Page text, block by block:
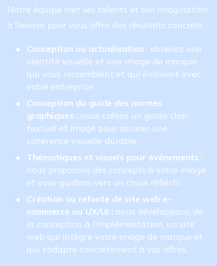
Notre équipe met ses talents et son imagination
à l’œuvre pour vous offrir des résultats concrets :
Conception ou actualisation : obtenez une
identité visuelle et une image de marque
qui vous ressemblent et qui évoluent avec
votre entreprise.
Conception du guide des normes
graphiques : nous créons un guide clair,
textuel et imagé pour assurer une
cohérence visuelle durable.
nous proposons des concepts à votre image
et vous guidons vers un choix réfléchi.
Création ou refonte de site web e-
commerce ou UX/UI : nous développons, de
la conception à l’implémentation, un site
web qui intègre votre image de marque et
qui s’adapte concrètement à vos offres.